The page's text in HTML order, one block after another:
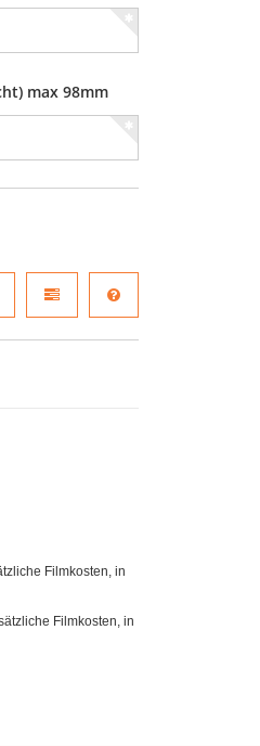
max 98mm
Filmkosten, in
Filmkosten, in